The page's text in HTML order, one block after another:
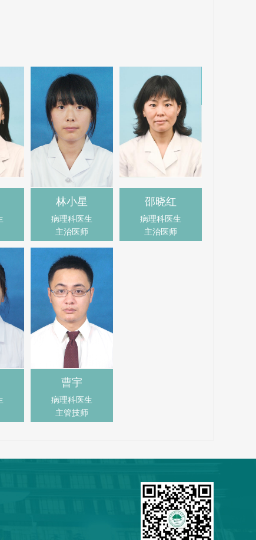
林小星
病理科医生
主治医师
邵晓红
病理科医生
主治医师
曹宇
病理科医生
主管技师